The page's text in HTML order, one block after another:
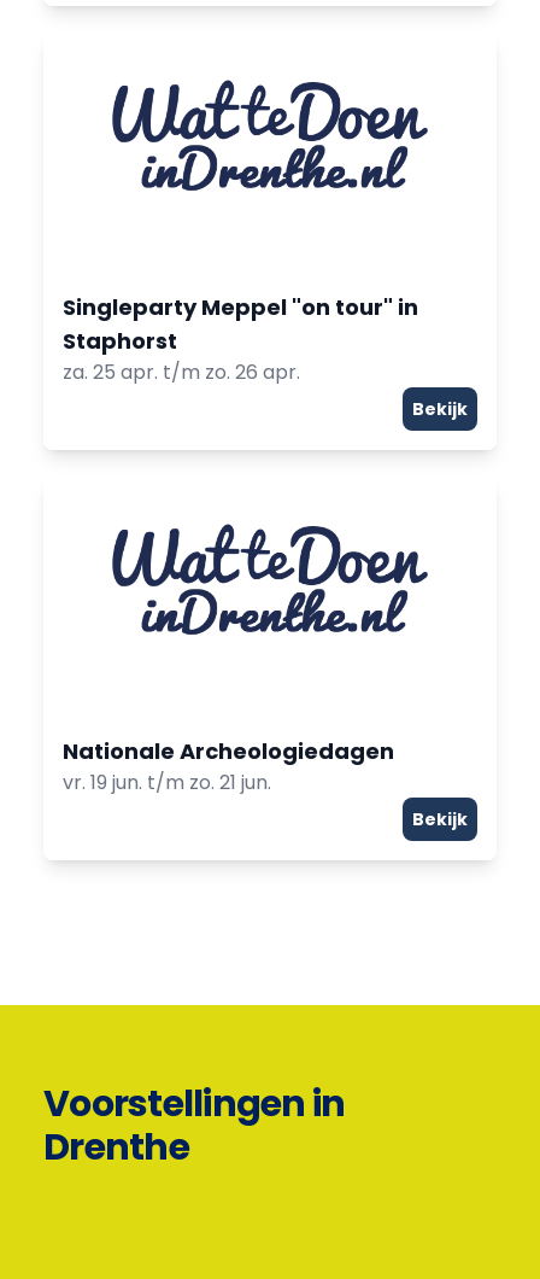
Singleparty Meppel "on tour" in
Staphorst
za. 25 apr. t/m zo. 26 apr.
Bekijk
Nationale Archeologiedagen
vr. 19 jun. t/m zo. 21 jun.
Bekijk
Voorstellingen in
Drenthe